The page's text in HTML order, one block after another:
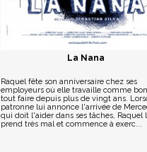
La Nana
Raquel fête son anniversaire chez ses
employeurs où elle travaille comme
tout faire depuis plus de vingt ans.
patronne lui annonce l'arrivée de
qui doit l'aider dans ses tâches, Raquel
prend très mal et commence à exerc...